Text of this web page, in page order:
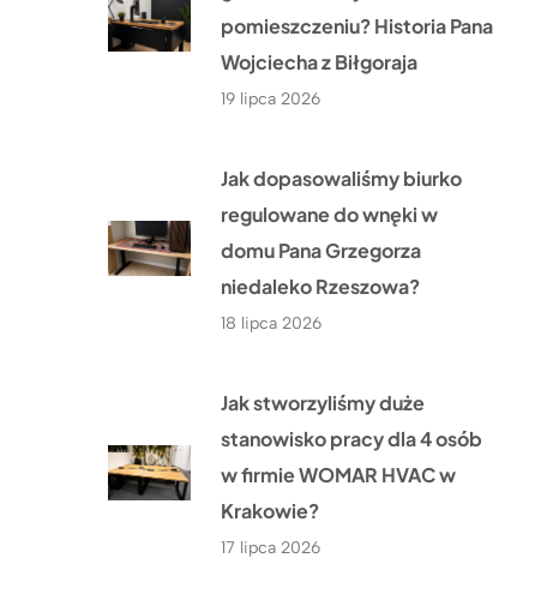
pomieszczeniu? Historia Pana
Wojciecha z Biłgoraja
19 lipca 2026
Jak dopasowaliśmy biurko
regulowane do wnęki w
domu Pana Grzegorza
niedaleko Rzeszowa?
18 lipca 2026
Jak stworzyliśmy duże
stanowisko pracy dla 4 osób
w firmie WOMAR HVAC w
Krakowie?
17 lipca 2026